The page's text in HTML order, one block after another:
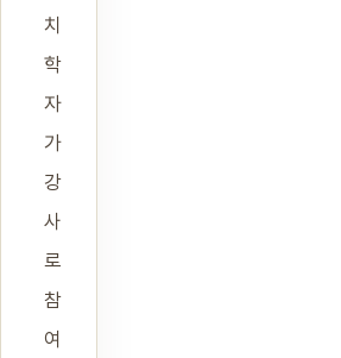
치
학
자
가
강
사
로
참
여